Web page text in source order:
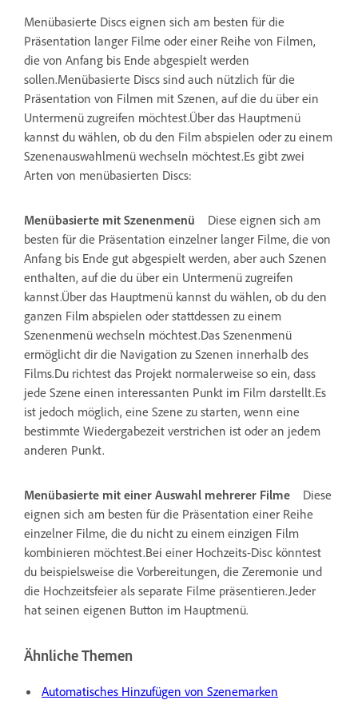
Menübasierte Discs eignen sich am besten für die
Präsentation langer Filme oder einer Reihe von Filmen,
die von Anfang bis Ende abgespielt werden
sollen.Menübasierte Discs sind auch nützlich für die
Präsentation von Filmen mit Szenen, auf die du über ein
Untermenü zugreifen möchtest.Über das Hauptmenü
kannst du wählen, ob du den Film abspielen oder zu einem
Szenenauswahlmenü wechseln möchtest.Es gibt zwei
Arten von menübasierten Discs:
Menübasierte mit Szenenmenü
Diese eignen sich am
besten für die Präsentation einzelner langer Filme, die von
Anfang bis Ende gut abgespielt werden, aber auch Szenen
enthalten, auf die du über ein Untermenü zugreifen
kannst.Über das Hauptmenü kannst du wählen, ob du den
ganzen Film abspielen oder stattdessen zu einem
Szenenmenü wechseln möchtest.Das Szenenmenü
ermöglicht dir die Navigation zu Szenen innerhalb des
Films.Du richtest das Projekt normalerweise so ein, dass
jede Szene einen interessanten Punkt im Film darstellt.Es
ist jedoch möglich, eine Szene zu starten, wenn eine
bestimmte Wiedergabezeit verstrichen ist oder an jedem
anderen Punkt.
Menübasierte mit einer Auswahl mehrerer Filme
Diese
eignen sich am besten für die Präsentation einer Reihe
einzelner Filme, die du nicht zu einem einzigen Film
kombinieren möchtest.Bei einer Hochzeits-Disc könntest
du beispielsweise die Vorbereitungen, die Zeremonie und
die Hochzeitsfeier als separate Filme präsentieren.Jeder
hat seinen eigenen Button im Hauptmenü.
Ähnliche Themen
Automatisches Hinzufügen von Szenemarken